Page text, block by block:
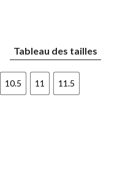
Tableau des tailles
10.5 11 11.5